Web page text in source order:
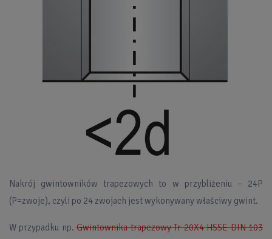
Nakrój gwintowników trapezowych to w przybliżeniu – 24P
(P=zwoje), czyli po 24 zwojach jest wykonywany właściwy gwint.
W przypadku np.Gwintownika trapezowy Tr 20X4 HSSE DIN 103